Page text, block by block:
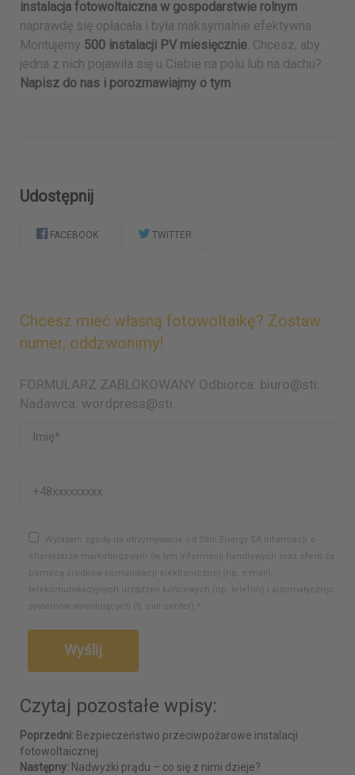
instalacja fotowoltaiczna w gospodarstwie rolnym
naprawdę się opłacała i była maksymalnie efektywna.
Montujemy 500 instalacji PV miesięcznie . Chcesz, aby
jedna z nich pojawiła się u Ciebie na polu lub na dachu?
Napisz do nas i porozmawiajmy o tym
Udostępnij
FACEBOOK TWITTER
Chcesz mieć własną fotowoltaikę? Zostaw
numer, oddzwonimy!
FORMULARZ ZABLOKOWANY Odbiorca: biuro@sti..
Nadawca: wordpress@sti..
Wyrażam zgodę na otrzymywanie od Stilo Energy SA informacji o
charakterze marketingowym (w tym informacji handlowych oraz ofert) za
pomocą środków komunikacji elektronicznej (np. e-mail),
telekomunikacyjnych urządzeń końcowych (np. telefon) i automatycznych
systemów wywołujących (tj. call center).*
Czytaj pozostałe wpisy:
Poprzedni: Bezpieczeństwo przeciwpożarowe instalacji
fotowoltaicznej
Następny: Nadwyżki prądu – co się z nimi dzieje?